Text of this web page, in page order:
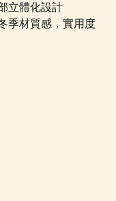
立體化設計
季材質感，實用度